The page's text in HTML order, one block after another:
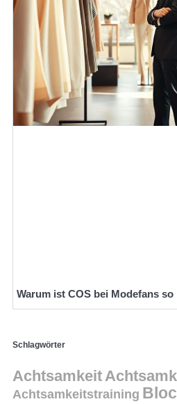
Warum ist COS bei Modefans so
Schlagwörter
Achtsamkeit
Achtsamkeitstraining